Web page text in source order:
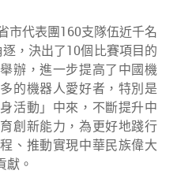
市代表團160支隊伍近千名
，決出了10個比賽項目的
辦，進一步提高了中國機
的機器人愛好者，特別是
活動」中來，不斷提升中
創新能力，為更好地踐行
、推動實現中華民族偉大
獻。